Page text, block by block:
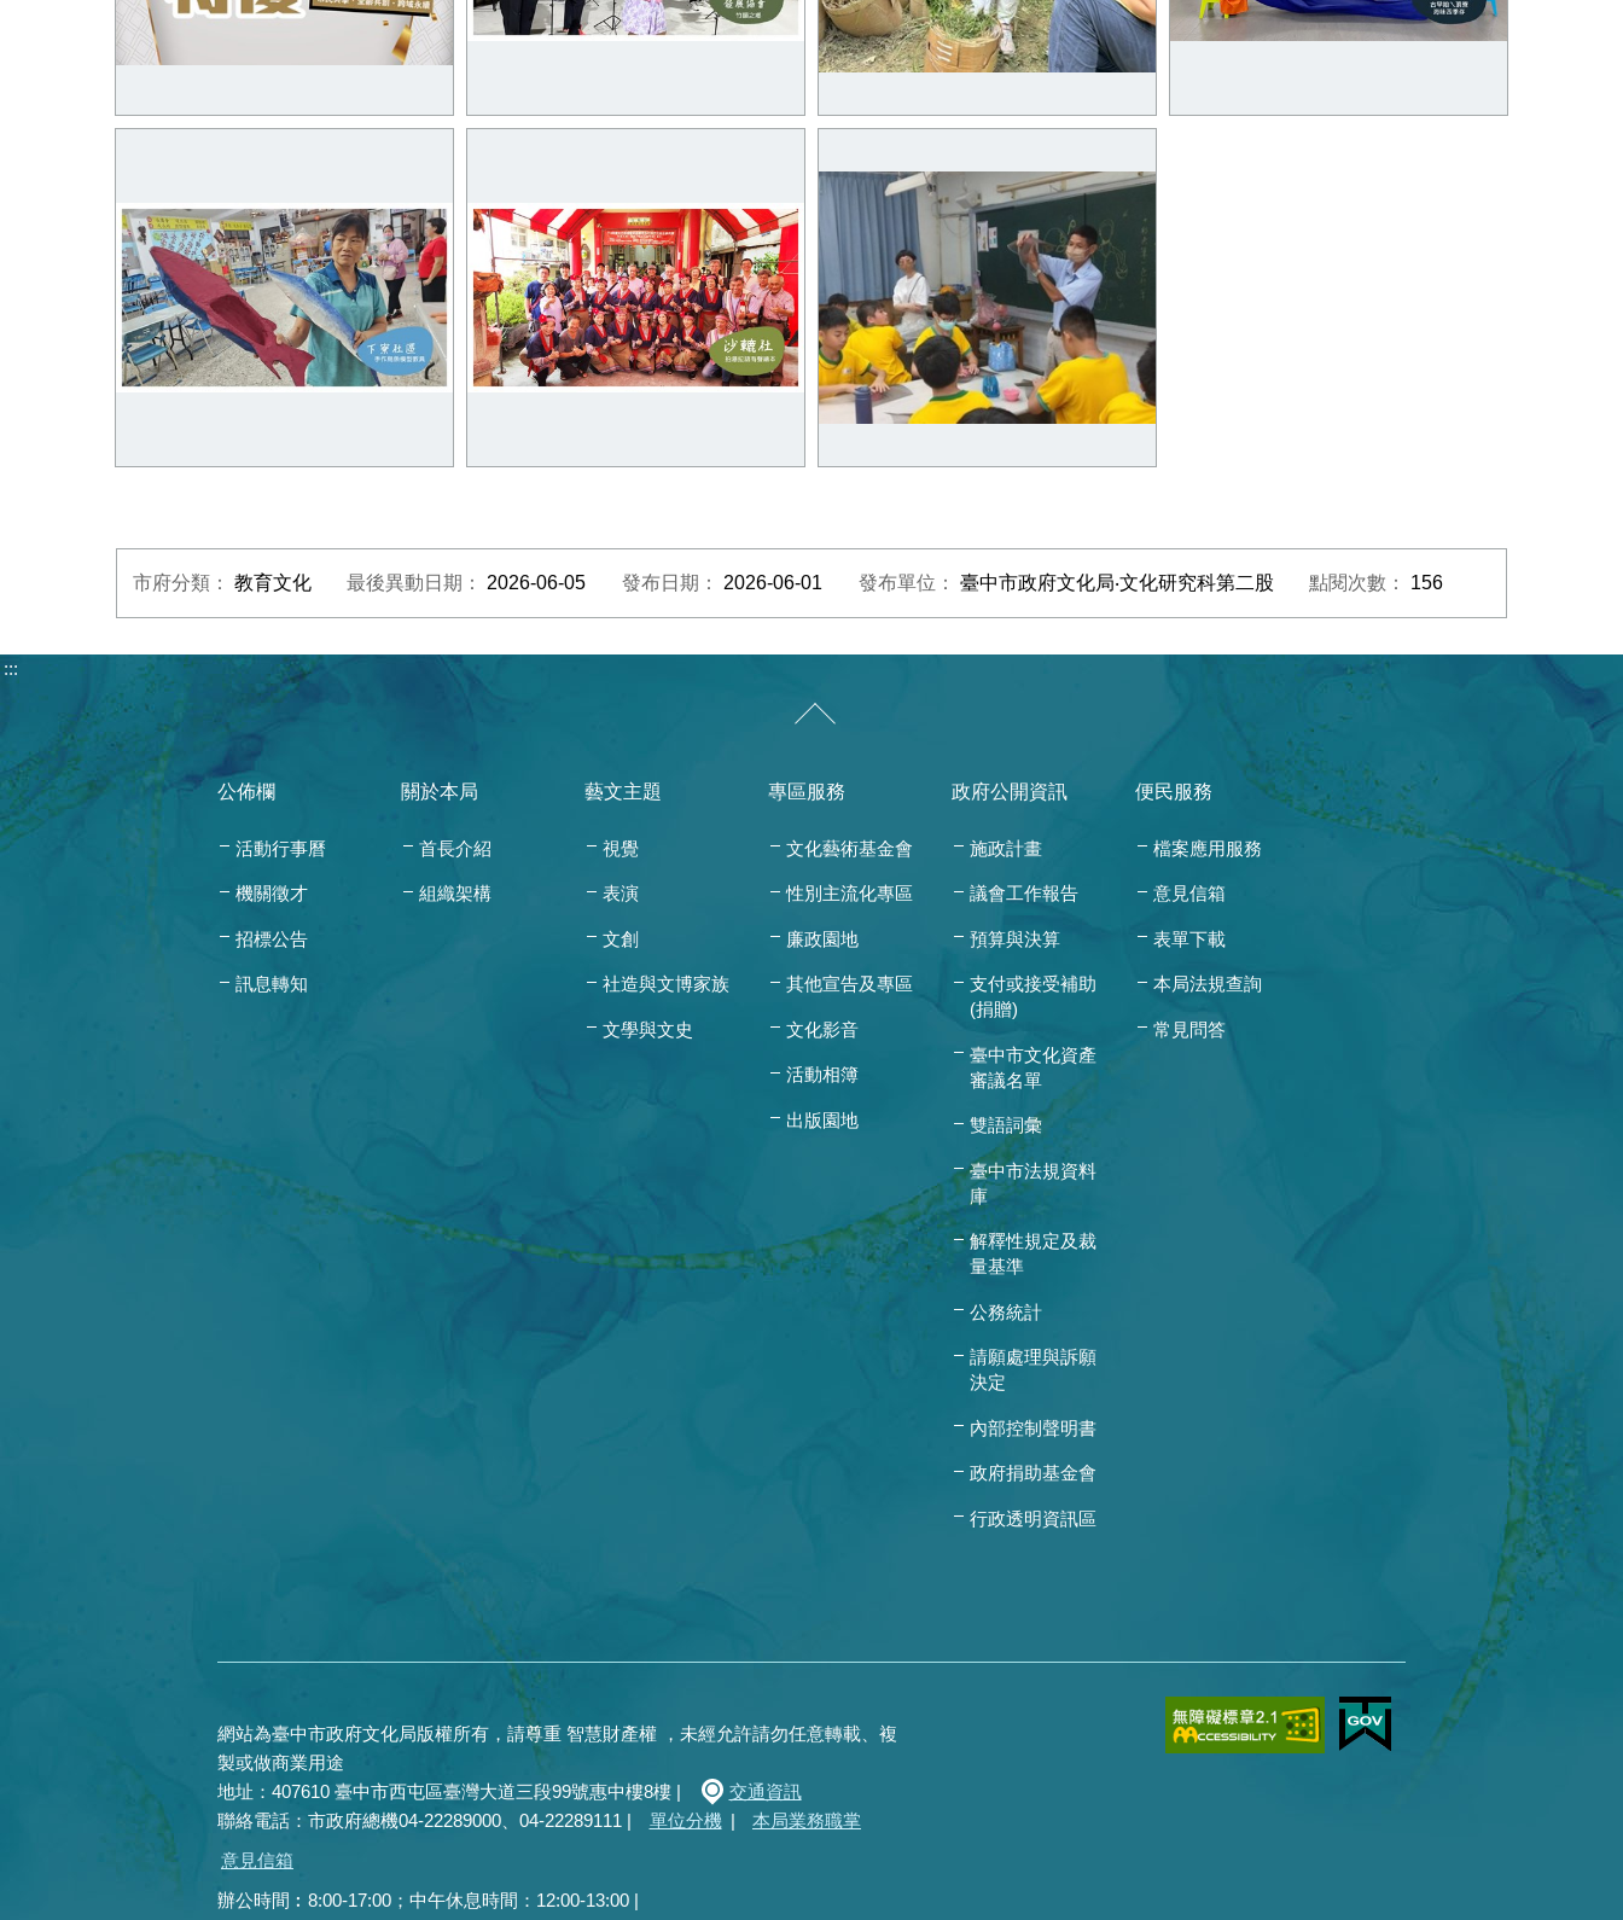
枝葉園圃
市府分類： 教育文化 最後異動日期：2026-06-05 發布日期： 2026-06-01 發布單位： 臺中市政府文化局‧文化研究科第二股 點閱次數： 156
:::
公佈欄
活動行事曆
機關徵才
招標公告
訊息轉知
關於本局
首長介紹
組織架構
藝文主題
視覺
表演
文創
社造與文博家族
文學與文史
專區服務
文化藝術基金會
性別主流化專區
廉政園地
其他宣告及專區
文化影音
活動相簿
出版園地
政府公開資訊
施政計畫
議會工作報告
預算與決算
支付或接受補助
(捐贈)
臺中市文化資產
審議名單
雙語詞彙
臺中市法規資料
庫
解釋性規定及裁
量基準
公務統計
請願處理與訴願
決定
內部控制聲明書
政府捐助基金會
行政透明資訊區
便民服務
檔案應用服務
意見信箱
表單下載
本局法規查詢
常見問答
網站為臺中市政府文化局版權所有，請尊重 智慧財產權 ，未經允許請勿任意轉載、複
製或做商業用途
地址：407610 臺中市西屯區臺灣大道三段99號惠中樓8樓 |
交通資訊
聯絡電話：市政府總機04-22289000、04-22289111 |
單位分機 |
本局業務職掌
意見信箱
辦公時間︰8:00-17:00；中午休息時間：12:00-13:00 |